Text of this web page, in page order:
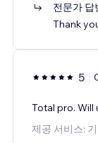
전문가 답
Thank
5
Total pro. Will
제공 서비스: